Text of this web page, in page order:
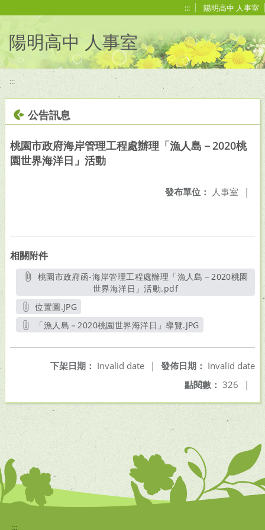
::: 陽明高中 人事室
陽明高中 人事室
:::
公告訊息
桃園市政府海岸管理工程處辦理「漁人島－2020桃
園世界海洋日」活動
發布單位： 人事室 |
相關附件
世界海洋日」活動.pdf另開新視窗
位置圖.JPG
另開新視窗
「漁人島－2020桃園世界海洋日」導覽.JPG
發佈日期： Invalid date
下架日期： Invalid date
|
點閱數： 326 |
:::